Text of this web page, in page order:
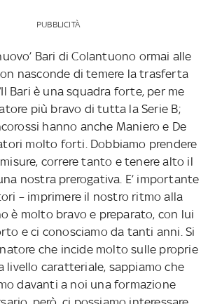
PUBBLICITÀ
Bari di Colantuono ormai alle
nasconde di temere la trasferta
Bari è una squadra forte, per me
più bravo di tutta la Serie B;
hanno anche Maniero e De
molto forti. Dobbiamo prendere
correre tanto e tenere alto il
nostra prerogativa. E’ importante
– imprimere il nostro ritmo alla
è molto bravo e preparato, con lui
e ci conosciamo da tanti anni. Si
che incide molto sulle proprie
livello caratteriale, sappiamo che
davanti a noi una formazione